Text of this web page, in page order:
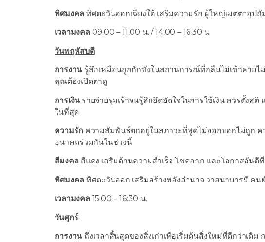
ทิศมงคล ทิศตะวันออกเฉียงใต้ เสริมความรัก ผู้ใหญ่เมตตาอุป
เวลามงคล 09:00 – 11:00 น. / 14:00 – 16:30 น.
วันพฤหัสบดี
การงาน รู้สึกเหมือนถูกกักขังในสถานการณ์ที่กลืนไม่เข้าคายไ
คุณต้องเปิดตาดู
การเงินรายจ่ายรุมเร้าจนรู้สึกอึดอัดใจในการใช้เงิน ควรตั้งส
ในที่สุด
ความรัก ความสัมพันธ์ตกอยู่ในสภาวะที่พูดไม่ออกบอกไม่ถูก ค
อนาคตร่วมกันในช่วงนี้
สีมงคล สีแดง เสริมด้านความสำเร็จ โชคลาภ และโอกาสอันดี
ทิศมงคล ทิศตะวันออก เสริมสร้างพลังอำนาจ วาสนาบารมี คนย
เวลามงคล 15:00 – 16:30 น.
วันศุกร์
การงาน ถึงเวลาสิ้นสุดของสิ่งเก่าเพื่อเริ่มต้นสิ่งใหม่ที่ดีกว่าเดิ